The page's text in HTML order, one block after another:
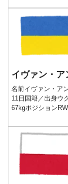
イヴァン・ア
名前イヴァン・ア
11日国籍／出身ウ
67kgポジション